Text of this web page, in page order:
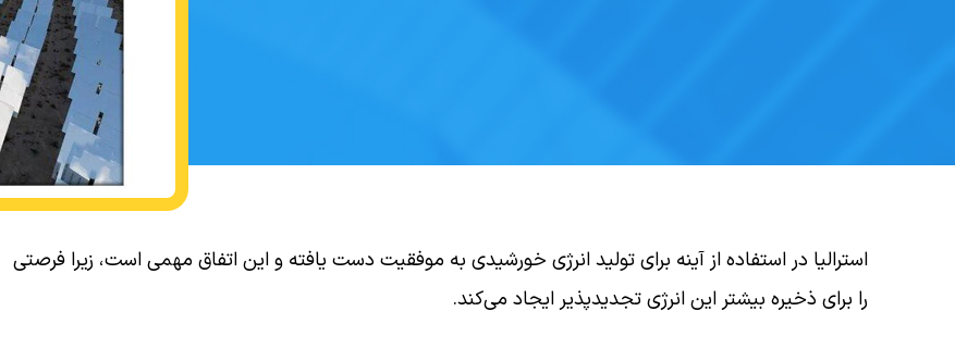
استرالیا در استفاده از آینه برای تولید انرژی خورشیدی به موفقیت دست یافته و این اتفاق مهمی است، زیرا فرصتی
را برای ذخیره بیشتر این انرژی تجدیدپذیر ایجاد می‌کند.